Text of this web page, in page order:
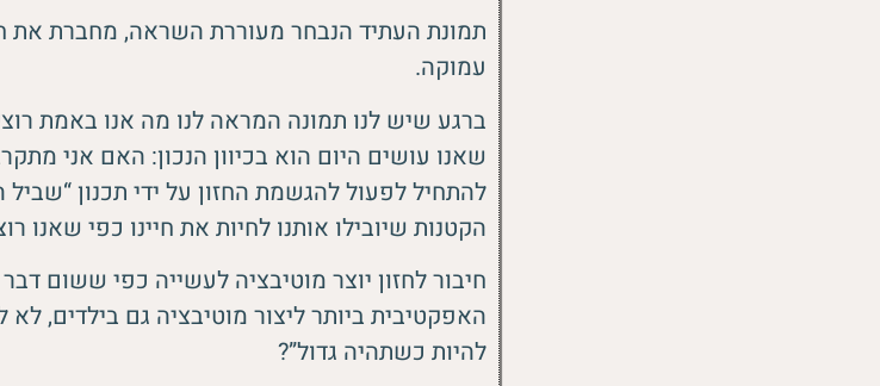
תמונת העתיד הנבחר מעוררת השראה, מחברת את
עמוקה.
ברגע שיש לנו תמונה המראה לנו מה אנו באמת
שאנו עושים היום הוא בכיוון הנכון: האם אני
להתחיל לפעול להגשמת החזון על ידי תכנון
הקטנות שיובילו אותנו לחיות את חיינו כפי שאנו
חיבור לחזון יוצר מוטיבציה לעשייה כפי ששום
האפקטיבית ביותר ליצור מוטיבציה גם בילדים,
להיות כשתהיה גדול”?